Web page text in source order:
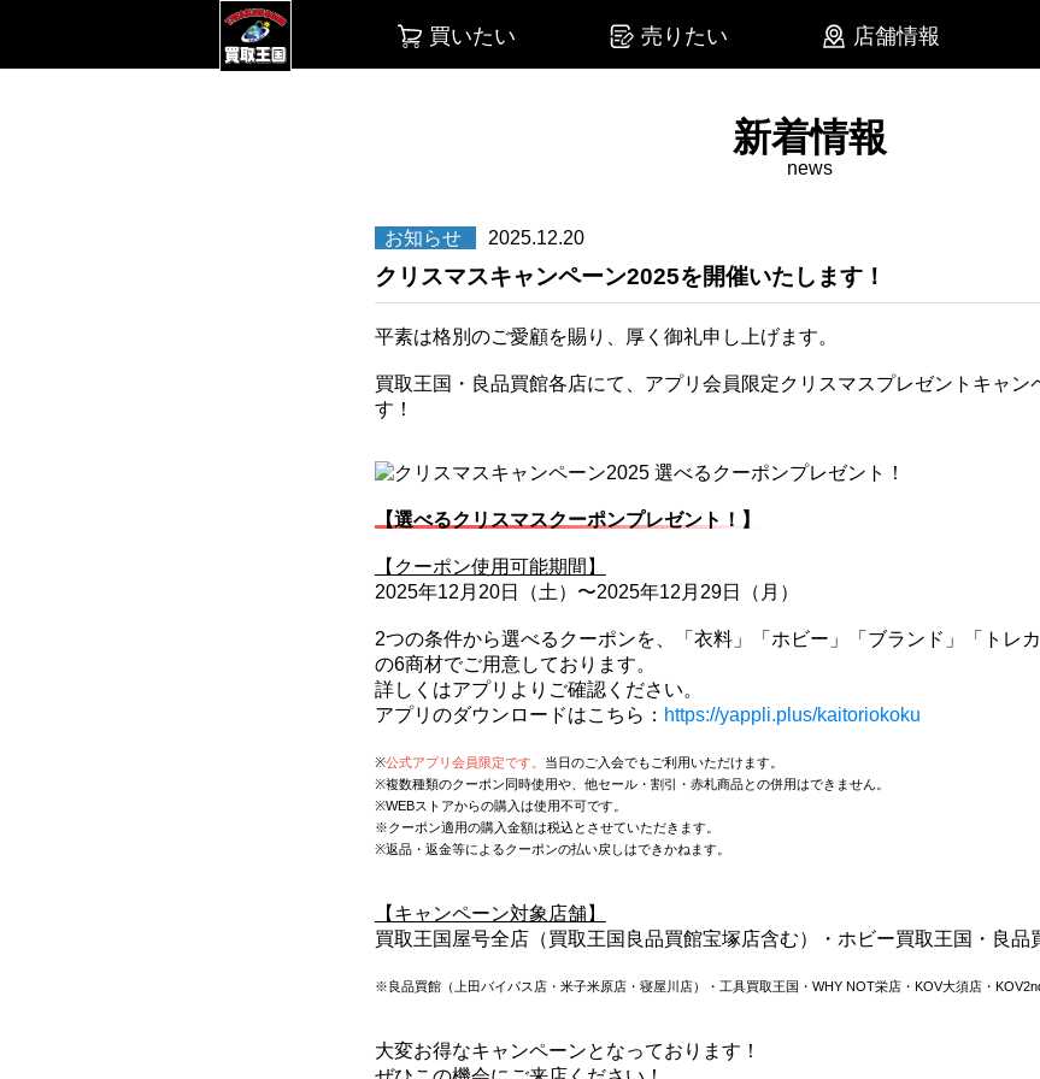
買いたい 売りたい 店舗情報
新着情報
news
お知らせ 2025.12.20
クリスマスキャンペーン2025を開催いたします！
平素は格別のご愛顧を賜り、厚く御礼申し上げます。
買取王国・良品買館各店にて、アプリ会員限定クリスマスプレゼントキャン
す！
【選べるクリスマスクーポンプレゼント！】
【クーポン使用可能期間】
2025年12月20日（土）〜2025年12月29日（月）
2つの条件から選べるクーポンを、「衣料」「ホビー」「ブランド」「トレ
の6商材でご用意しております。
詳しくはアプリよりご確認ください。
アプリのダウンロードはこちら： https://yappli.plus/kaitoriokoku
※公式アプリ会員限定です。 当日のご入会でもご利用いただけます。
※複数種類のクーポン同時使用や、他セール・割引・赤札商品との併用はできません。
※WEBストアからの購入は使用不可です。
※クーポン適用の購入金額は税込とさせていただきます。
※返品・返金等によるクーポンの払い戻しはできかねます。
【キャンペーン対象店舗】
買取王国屋号全店（買取王国良品買館宝塚店含む）・ホビー買取王国・良品
※良品買館 （上田バイパス店・米子米原店・寝屋川店）・工具買取王国・WHY NOT栄店・KOV大須店・
大変お得なキャンペーンとなっております！